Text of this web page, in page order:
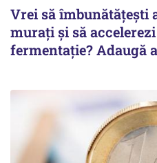
Vrei să îmbunătățești
murați și să
fermentație? Adaugă